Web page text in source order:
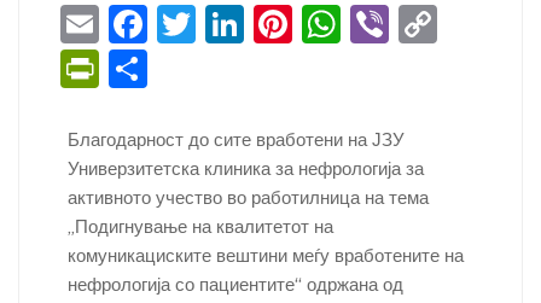
E
m
ai
l
F
e
b
o
o
T
er
Li
e
dI
n
Pi
e
st
W
s
A
p
p
Vi
k
Pr
tF
ri
e
n
ar
e
Благодарност до сите вработени на ЈЗУ
Универзитетска клиника за нефрологија за
активното учество во работилница на тема
„Подигнување на квалитетот на
комуникациските вештини меѓу вработените на
нефрологија со пациентите“ одржана од